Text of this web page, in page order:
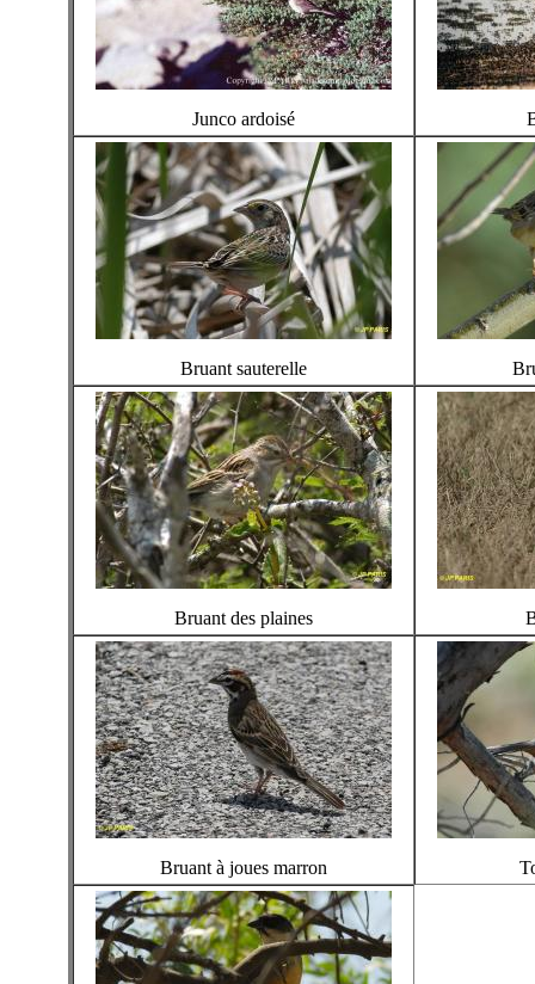
Junco ardoisé
Bruant sauterelle
Bruant des plaines
Bruant à joues marron